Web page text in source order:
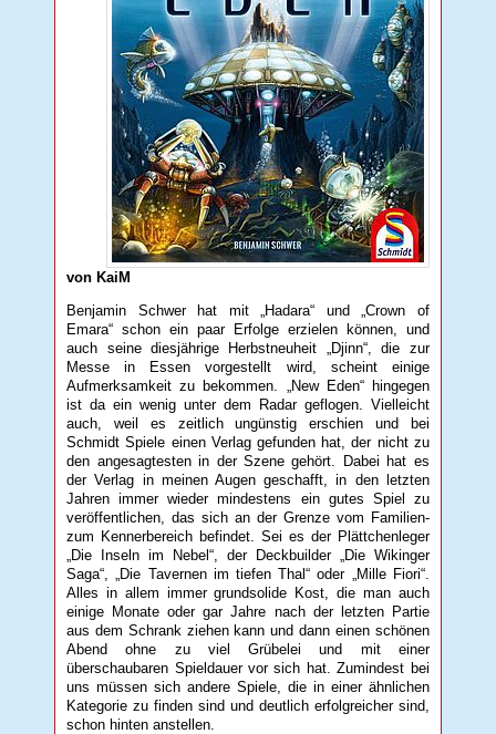
von KaiM
Benjamin Schwer hat mit „Hadara“ und „Crown of
Emara“ schon ein paar Erfolge erzielen können, und
auch seine diesjährige Herbstneuheit „Djinn“, die zur
Messe in Essen vorgestellt wird, scheint einige
Aufmerksamkeit zu bekommen. „New Eden“ hingegen
ist da ein wenig unter dem Radar geflogen. Vielleicht
auch, weil es zeitlich ungünstig erschien und bei
Schmidt Spiele einen Verlag gefunden hat, der nicht zu
den angesagtesten in der Szene gehört. Dabei hat es
der Verlag in meinen Augen geschafft, in den letzten
Jahren immer wieder mindestens ein gutes Spiel zu
veröffentlichen, das sich an der Grenze vom Familien-
zum Kennerbereich befindet. Sei es der Plättchenleger
„Die Inseln im Nebel“, der Deckbuilder „Die Wikinger
Saga“, „Die Tavernen im tiefen Thal“ oder „Mille Fiori“.
Alles in allem immer grundsolide Kost, die man auch
einige Monate oder gar Jahre nach der letzten Partie
aus dem Schrank ziehen kann und dann einen schönen
Abend ohne zu viel Grübelei und mit einer
überschaubaren Spieldauer vor sich hat. Zumindest bei
uns müssen sich andere Spiele, die in einer ähnlichen
Kategorie zu finden sind und deutlich erfolgreicher sind,
schon hinten anstellen.